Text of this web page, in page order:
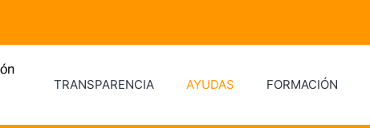
TRANSPARENCIA AYUDAS FORMACIÓN